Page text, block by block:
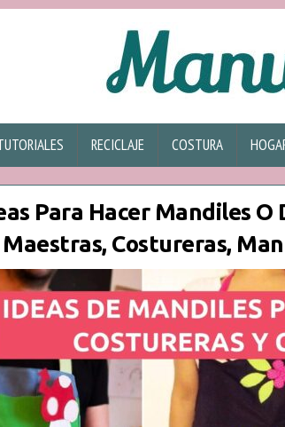
RECICLAJE COSTURA
Para Hacer Mandiles
Maestras, Costureras,